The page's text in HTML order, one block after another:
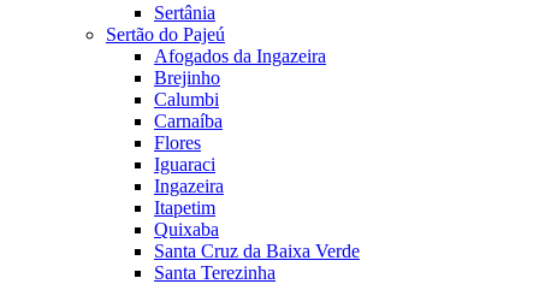
Sertânia
Sertão do Pajeú
Afogados da Ingazeira
Brejinho
Calumbi
Carnaíba
Flores
Iguaraci
Ingazeira
Itapetim
Quixaba
Santa Cruz da Baixa Verde
Santa Terezinha